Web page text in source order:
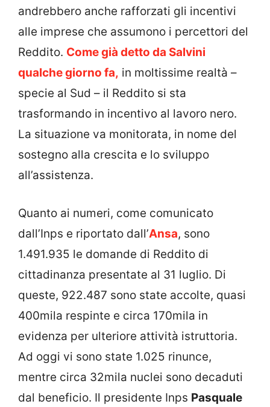
andrebbero anche rafforzati gli incentivi
alle imprese che assumono i percettori del
Reddito. Come già detto da Salvini
qualche giorno fa, in moltissime realtà –
specie al Sud – il Reddito si sta
trasformando in incentivo al lavoro nero.
La situazione va monitorata, in nome del
sostegno alla crescita e lo sviluppo
all’assistenza.
Quanto ai numeri, come comunicato
dall’Inps e riportato dall’Ansa, sono
1.491.935 le domande di Reddito di
cittadinanza presentate al 31 luglio. Di
queste, 922.487 sono state accolte, quasi
400mila respinte e circa 170mila in
evidenza per ulteriore attività istruttoria.
Ad oggi vi sono state 1.025 rinunce,
mentre circa 32mila nuclei sono decaduti
dal beneficio. Il presidente Inps Pasquale